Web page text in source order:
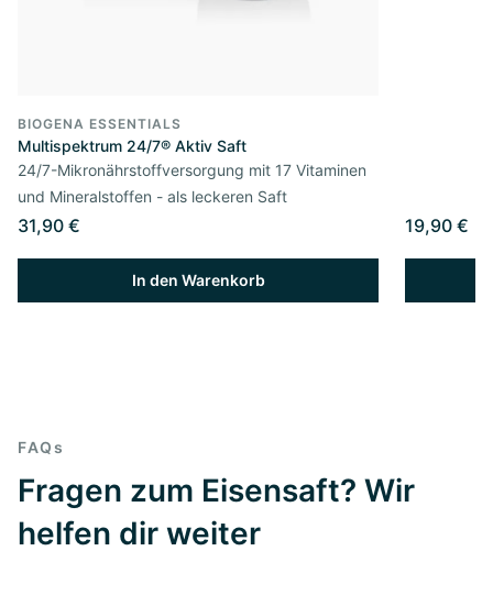
BIOGENA ESSENTIALS
Multispektrum 24/7® Aktiv Saft
24/7-Mikronährstoffversorgung mit 17 Vitaminen
und Mineralstoffen - als leckeren Saft
31,90 €
In den Warenkorb
19,90 €
FAQs
Fragen zum Eisensaft? Wir
helfen dir weiter